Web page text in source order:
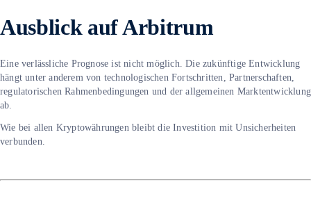
Ausblick auf Arbitrum
Eine verlässliche Prognose ist nicht möglich. Die zukünftige Entwicklung
hängt unter anderem von technologischen Fortschritten, Partnerschaften,
regulatorischen Rahmenbedingungen und der allgemeinen Marktentwicklung
ab.
Wie bei allen Kryptowährungen bleibt die Investition mit Unsicherheiten
verbunden.